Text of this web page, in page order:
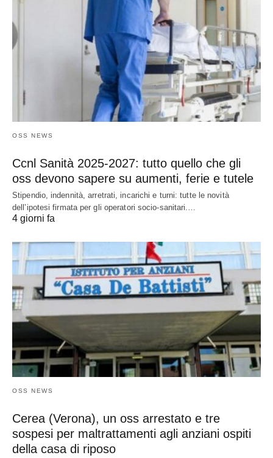
OSS NEWS
Ccnl Sanità 2025-2027: tutto quello che gli
oss devono sapere su aumenti, ferie e tutele
Stipendio, indennità, arretrati, incarichi e turni: tutte le novità
dell’ipotesi firmata per gli operatori socio-sanitari.…
4 giorni fa
OSS NEWS
Cerea (Verona), un oss arrestato e tre
sospesi per maltrattamenti agli anziani ospiti
della casa di riposo